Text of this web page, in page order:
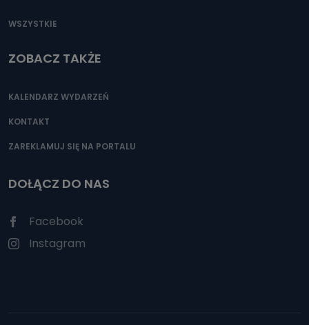
WSZYSTKIE
ZOBACZ TAKŻE
KALENDARZ WYDARZEŃ
KONTAKT
ZAREKLAMUJ SIĘ NA PORTALU
DOŁĄCZ DO NAS
Facebook
Instagram